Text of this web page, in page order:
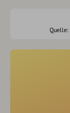
Quelle: